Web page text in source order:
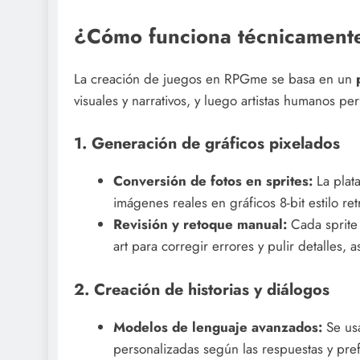
¿Cómo funciona
La creación de juegos en RPGme se basa en un
visuales y narrativos, y luego artistas humanos
1. Generación de gráficos pixelados
Conversión de fotos en sprites:La
imágenes reales en gráficos 8-bit estilo
Revisión y retoque manual:Cada sprite
art para corregir errores y pulir detalles,
2. Creación de historias y diálogos
Modelos de lenguaje avanzados:Se
personalizadas según las respuestas y